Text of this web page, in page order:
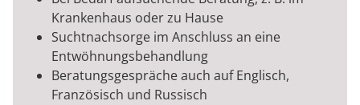
Krankenhaus oder zu Hause
Suchtnachsorge im Anschluss an eine
Entwöhnungsbehandlung
Beratungsgespräche auch auf Englisch,
Französisch und Russisch